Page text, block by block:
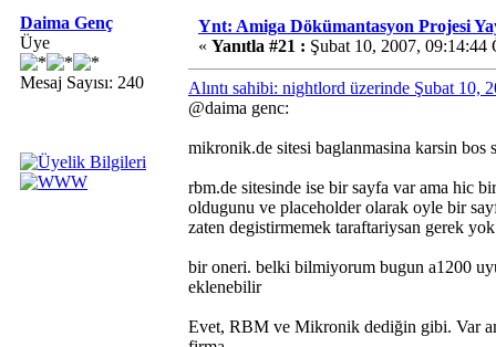
Daima Genç
Üye
Mesaj Sayısı: 240
Ynt: Amiga Dökümantasyon Projesi
« Yanıtla #21 : Şubat 10, 2007, 09:14:44
Alıntı sahibi: nightlord üzerinde Şubat 10,
@daima genc:
mikronik.de sitesi baglanmasina karsin
rbm.de sitesinde ise bir sayfa var ama hic
oldugunu ve placeholder olarak oyle bir
zaten degistirmemek taraftariysan gerek
bir oneri. belki bilmiyorum bugun a1200
eklenebilir
Evet, RBM ve Mikronik dediğin gibi. Var